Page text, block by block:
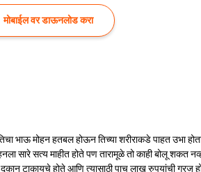
मोबाईल वर डाऊनलोड करा
भाऊ मोहन हतबल होऊन तिच्या शरीराकडे पाहत उभा
सारे सत्य माहीत होते पण तारामूळे तो काही बोलू शकत
टाकायचे होते आणि त्यासाठी पाच लाख रुपयांची